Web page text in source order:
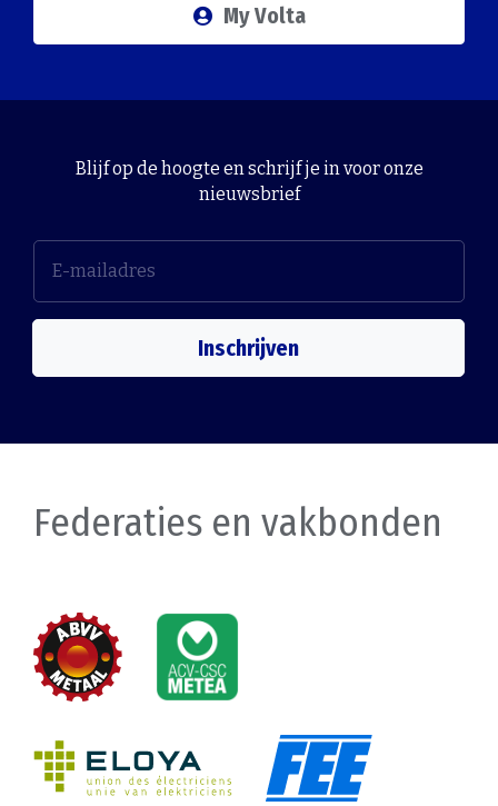
My Volta
Blijf op de hoogte en schrijf je in voor onze
nieuwsbrief
Inschrijven
Federaties en vakbonden